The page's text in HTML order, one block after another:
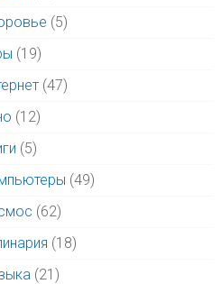
(5)
(19)
(47)
(12)
(5)
(49)
(62)
(18)
(21)